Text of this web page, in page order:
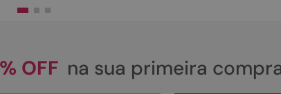
OFF na sua primeira